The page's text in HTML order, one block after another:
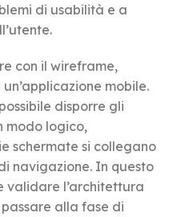
di usabilità e a
con il wireframe,
mobile.
disporre gli
modo logico,
schermate si collegano
navigazione. In questo
validare l’architettura
alla fase di